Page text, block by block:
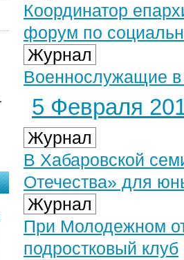
Координатор
форум по
Журнал
Военнослужащие в
5 Февраля
Журнал
В Хабаровской
Отечества» для
Журнал
При Молодежном
подростковый клуб